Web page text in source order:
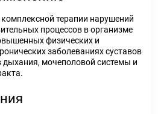
терапии нарушений
процессов в организме
физических и
заболеваниях суставов
дыхания, мочеполовой системы и